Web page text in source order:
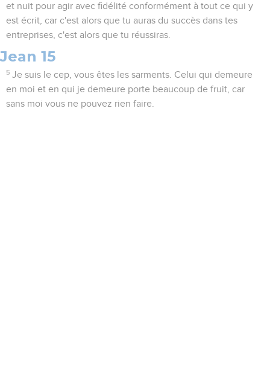
et nuit pour agir avec fidélité conformément à tout ce qui y
est écrit, car c'est alors que tu auras du succès dans tes
entreprises, c'est alors que tu réussiras.
Jean 15
5 Je suis le cep, vous êtes les sarments. Celui qui demeure
en moi et en qui je demeure porte beaucoup de fruit, car
sans moi vous ne pouvez rien faire.